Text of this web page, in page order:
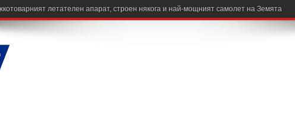
летателен апарат, строен някога и най-мощният самолет на Земята